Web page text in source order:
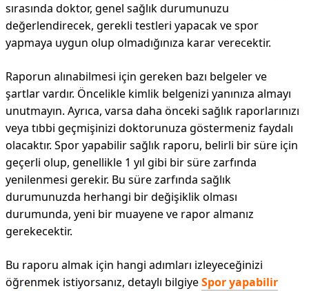
sırasında doktor, genel sağlık durumunuzu
değerlendirecek, gerekli testleri yapacak ve spor
yapmaya uygun olup olmadığınıza karar verecektir.
Raporun alınabilmesi için gereken bazı belgeler ve
şartlar vardır. Öncelikle kimlik belgenizi yanınıza almayı
unutmayın. Ayrıca, varsa daha önceki sağlık raporlarınızı
veya tıbbi geçmişinizi doktorunuza göstermeniz faydalı
olacaktır. Spor yapabilir sağlık raporu, belirli bir süre için
geçerli olup, genellikle 1 yıl gibi bir süre zarfında
yenilenmesi gerekir. Bu süre zarfında sağlık
durumunuzda herhangi bir değişiklik olması
durumunda, yeni bir muayene ve rapor almanız
gerekecektir.
Bu raporu almak için hangi adımları izleyeceğinizi
öğrenmek istiyorsanız, detaylı bilgiyeSpor yapabilir